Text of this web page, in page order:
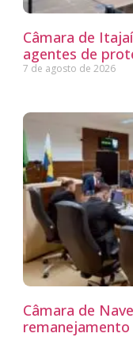
Câmara de
agentes de
7 de agosto de 2026
Câmara de
remanejamento